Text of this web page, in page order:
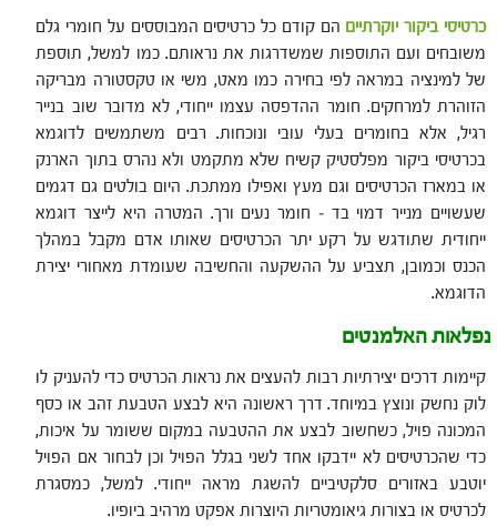
כרטיסי ביקור יוקרתיים הם קודם כל כרטיסים המבוססים על חומרי גלם
משובחים ועם התוספות שמשדרגות את נראותם. כמו למשל, תוספת
של למינציה במראה לפי בחירה כמו מאט, משי או טקסטורה מבריקה
הזוהרת למרחקים. חומר ההדפסה עצמו ייחודי, לא מדובר שוב בנייר
רגיל, אלא בחומרים בעלי עובי ונוכחות. רבים משתמשים לדוגמא
בכרטיסי ביקור מפלסטיק קשיח שלא מתקמט ולא נהרס בתוך הארנק
או במארז הכרטיסים וגם מעץ ואפילו ממתכת. היום בולטים גם דגמים
שעשויים מנייר דמוי בד – חומר נעים ורך. המטרה היא לייצר דוגמא
ייחודית שתודגש על רקע יתר הכרטיסים שאותו אדם מקבל במהלך
הכנס וכמובן, תצביע על ההשקעה והחשיבה שעומדת מאחורי יצירת
הדוגמא.
נפלאות האלמנטים
קיימות דרכים יצירתיות רבות להעצים את נראות הכרטיס כדי להעניק לו
לוק נחשק ונוצץ במיוחד. דרך ראשונה היא לבצע הטבעת זהב או כסף
המכונה פויל, כשחשוב לבצע את ההטבעה במקום ששומר על איכות,
כדי שהכרטיסים לא יידבקו אחד לשני בגלל הפויל וכן לבחור אם הפויל
יוטבע באזורים סלקטיביים להשגת מראה ייחודי. למשל, כמסגרת
לכרטיס או בצורות גיאומטריות היוצרות אפקט מרהיב ביופיו.